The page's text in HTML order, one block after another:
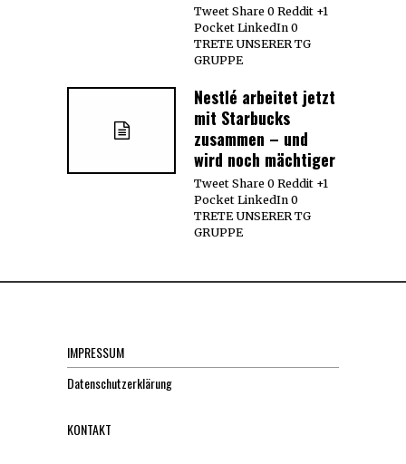
Tweet Share 0 Reddit +1
Pocket LinkedIn 0
TRETE UNSERER TG
GRUPPE
Nestlé arbeitet jetzt
mit Starbucks
zusammen – und
wird noch mächtiger
Tweet Share 0 Reddit +1
Pocket LinkedIn 0
TRETE UNSERER TG
GRUPPE
IMPRESSUM
Datenschutzerklärung
KONTAKT